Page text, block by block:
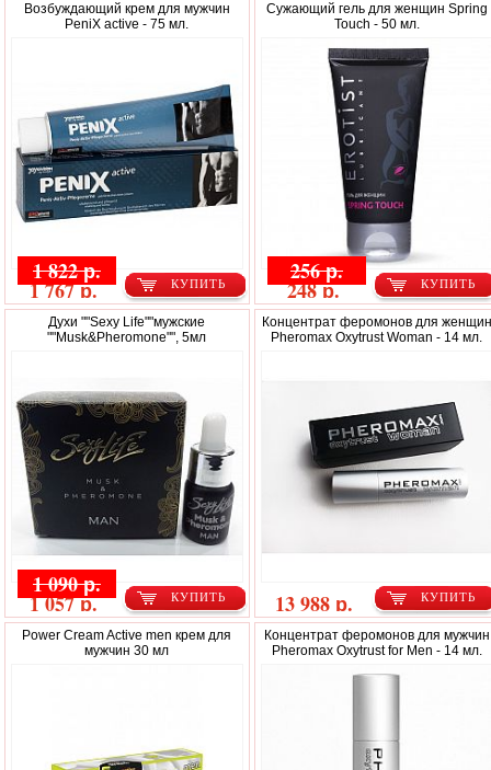
Возбуждающий крем для мужчин
PeniX active - 75 мл.
КУПИТЬ
1 822 р.
1 767 р.
Сужающий гель для женщин Spring
Touch - 50 мл.
КУПИТЬ
256 р.
248 р.
Духи ""Sexy Life""мужские
""Musk&Pheromone"", 5мл
КУПИТЬ
1 090 р.
1 057 р.
Концентрат феромонов для женщин
Pheromax Oxytrust Woman - 14 мл.
КУПИТЬ
13 988 р.
Power Cream Aсtive men крем для
мужчин 30 мл
Концентрат феромонов для мужчин
Pheromax Oxytrust for Men - 14 мл.